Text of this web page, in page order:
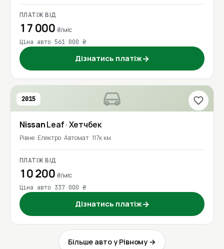
ПЛАТІЖ ВІД
17 000 ₴/міс
Ціна авто 561 000 ₴
Дізнатись платіж→
2015
NissanLeaf· Хетчбек
Рівне Електро Автомат 117к км
ПЛАТІЖ ВІД
10 200 ₴/міс
Ціна авто 337 000 ₴
Дізнатись платіж→
Більше авто у Рівному →